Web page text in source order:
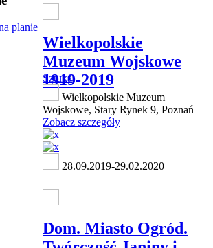
planie
Wielkopolskie
Muzeum Wojskowe
1919-2019
Sztuka
Wielkopolskie Muzeum
Wojskowe, Stary Rynek 9, Poznań
Zobacz szczegóły
28.09.2019-29.02.2020
Dom. Miasto Ogród.